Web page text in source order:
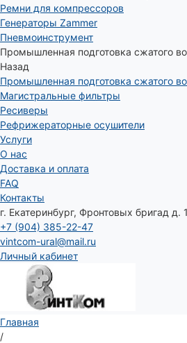
Ремни для компрессоров
Генераторы Zammer
Пневмоинструмент
Промышленная подготовка сжатого
Назад
Промышленная подготовка сжатого
Магистральные фильтры
Ресиверы
Рефрижераторные осушители
Услуги
О нас
Доставка и оплата
FAQ
Контакты
г. Екатеринбург, Фронтовых бригад д.
+7 (904) 385-22-47
vintcom-ural@mail.ru
Личный кабинет
Главная
/